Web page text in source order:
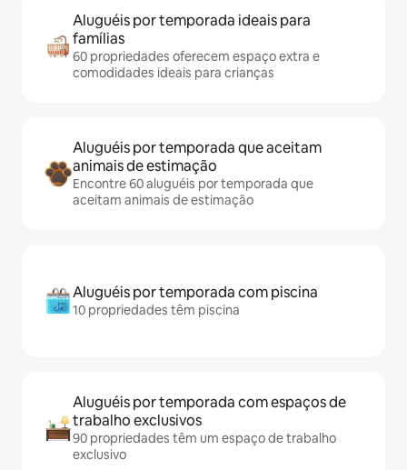
Aluguéis por temporada ideais para
famílias
60 propriedades oferecem espaço extra e
comodidades ideais para crianças
Aluguéis por temporada que aceitam
animais de estimação
Encontre 60 aluguéis por temporada que
aceitam animais de estimação
Aluguéis por temporada com piscina
10 propriedades têm piscina
Aluguéis por temporada com espaços de
trabalho exclusivos
90 propriedades têm um espaço de trabalho
exclusivo